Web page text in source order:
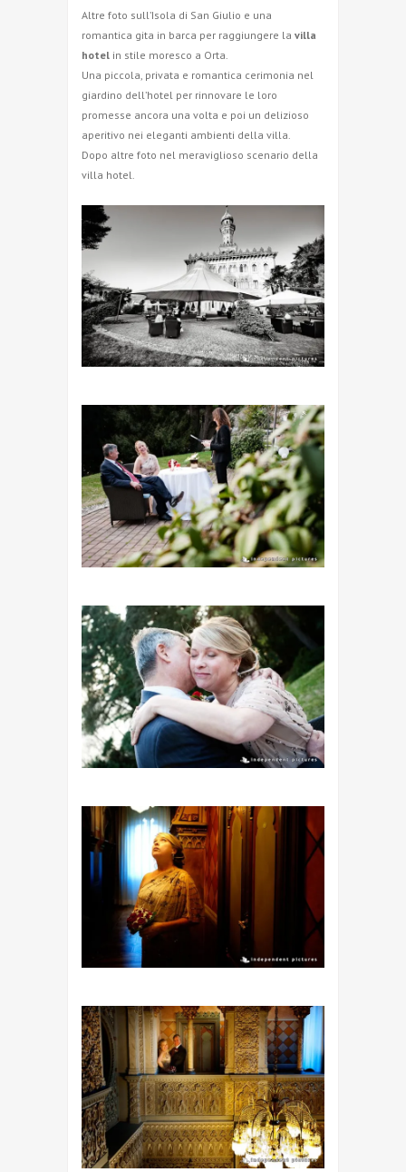
Altre foto sull’Isola di San Giulio e una
romantica gita in barca per raggiungere la villa
hotel in stile moresco a Orta.
Una piccola, privata e romantica cerimonia nel
giardino dell’hotel per rinnovare le loro
promesse ancora una volta e poi un delizioso
aperitivo nei eleganti ambienti della villa.
Dopo altre foto nel meraviglioso scenario della
villa hotel.